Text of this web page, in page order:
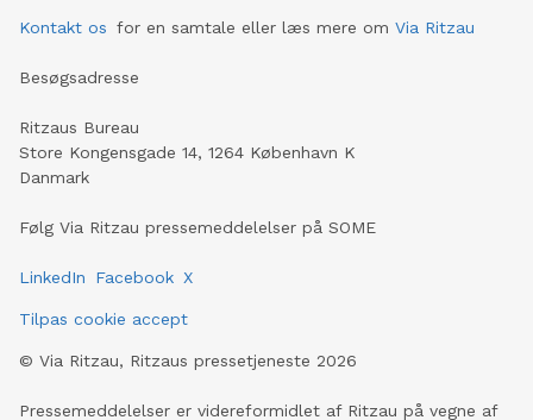
Kontakt os for en samtale eller læs mere om Via Ritzau
Besøgsadresse
Ritzaus Bureau
Store Kongensgade 14, 1264 København K
Danmark
Følg Via Ritzau pressemeddelelser på SOME
LinkedIn Facebook X
Tilpas cookie accept
© Via Ritzau, Ritzaus pressetjeneste 2026
Pressemeddelelser er videreformidlet af Ritzau på vegne af